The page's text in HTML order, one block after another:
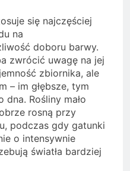
się najczęściej
na
doboru barwy.
zwrócić uwagę na jej
zbiornika, ale
– im głębsze, tym
Rośliny mało
rosną przy
podczas gdy gatunki
o intensywnie
światła bardziej